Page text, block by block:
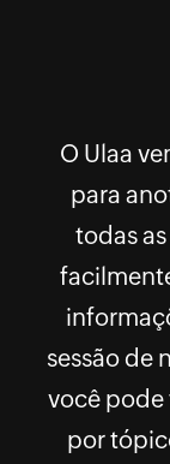
O Ulaa
para
todas
sessão de
você pode
por